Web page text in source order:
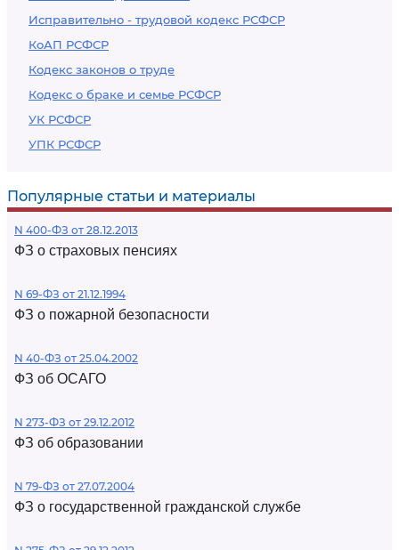
Исправительно - трудовой кодекс РСФСР
КоАП РСФСР
Кодекс законов о труде
Кодекс о браке и семье РСФСР
УК РСФСР
УПК РСФСР
Популярные статьи и материалы
N 400-ФЗ от 28.12.2013
ФЗ о страховых пенсиях
N 69-ФЗ от 21.12.1994
ФЗ о пожарной безопасности
N 40-ФЗ от 25.04.2002
ФЗ об ОСАГО
N 273-ФЗ от 29.12.2012
ФЗ об образовании
N 79-ФЗ от 27.07.2004
ФЗ о государственной гражданской службе